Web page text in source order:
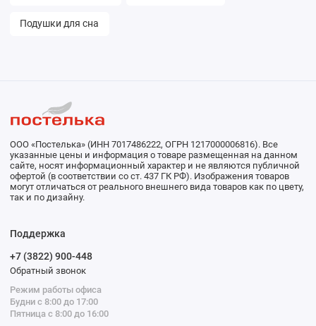
Подушки для сна
ООО «Постелька» (ИНН 7017486222, ОГРН 1217000006816). Все
указанные цены и информация о товаре размещенная на данном
сайте, носят информационный характер и не являются публичной
офертой (в соответствии со ст. 437 ГК РФ). Изображения товаров
могут отличаться от реального внешнего вида товаров как по цвету,
так и по дизайну.
Поддержка
+7 (3822) 900-448
Обратный звонок
Режим работы офиса
Будни с 8:00 до 17:00
Пятница с 8:00 до 16:00